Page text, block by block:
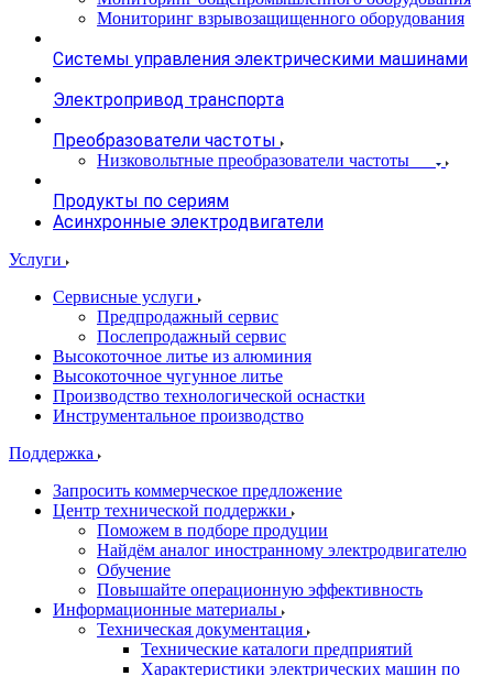
Мониторинг взрывозащищенного оборудования
Системы управления электрическими машинами
Электропривод транспорта
Преобразователи частоты
Низковольтные преобразователи частоты
Продукты по сериям
Асинхронные электродвигатели
Услуги
Сервисные услуги
Предпродажный сервис
Послепродажный сервис
Высокоточное литье из алюминия
Высокоточное чугунное литье
Производство технологической оснастки
Инструментальное производство
Поддержка
Запросить коммерческое предложение
Центр технической поддержки
Поможем в подборе продуции
Найдём аналог иностранному электродвигателю
Обучение
Повышайте операционную эффективность
Информационные материалы
Техническая документация
Технические каталоги предприятий
Характеристики электрических машин по